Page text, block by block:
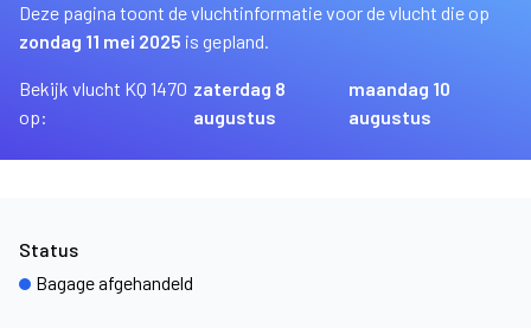
Deze pagina toont de vluchtinformatie voor de vlucht die op
zondag 11 mei 2025 is gepland.
Bekijk vlucht KQ 1470
op:
zaterdag 8
augustus
maandag 10
augustus
Status
Bagage afgehandeld